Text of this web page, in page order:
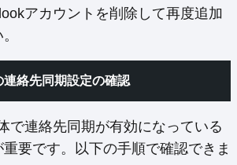
アカウントを削除して再度追加
絡先同期設定の確認
で連絡先同期が有効になっている
要です。以下の手順で確認できま